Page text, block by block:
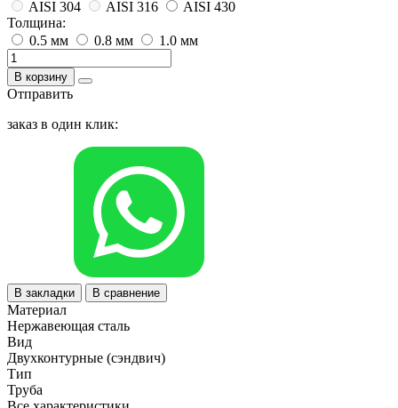
AISI 304
AISI 316
AISI 430
Толщина:
0.5 мм
0.8 мм 1.0 мм
В корзину
Отправить
заказ в один клик:
В закладки В сравнение
Материал
Нержавеющая сталь
Вид
Двухконтурные (сэндвич)
Тип
Труба